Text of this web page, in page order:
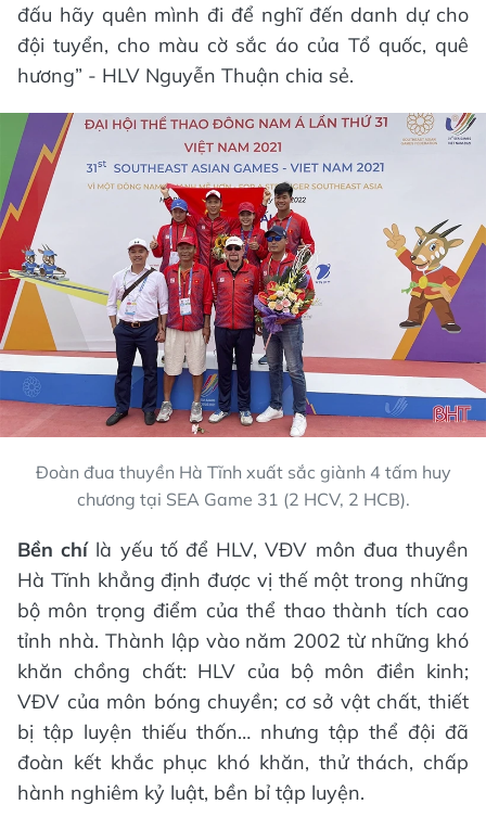
đấu hãy quên mình đi để nghĩ đến danh dự cho
đội tuyển, cho màu cờ sắc áo của Tổ quốc, quê
hương” - HLV Nguyễn Thuận chia sẻ.
Đoàn đua thuyền Hà Tĩnh xuất sắc giành 4 tấm huy
chương tại SEA Game 31 (2 HCV, 2 HCB).
Bền chílà yếu tố để HLV, VĐV môn đua thuyền
Hà Tĩnh khẳng định được vị thế một trong những
bộ môn trọng điểm của thể thao thành tích cao
tỉnh nhà. Thành lập vào năm 2002 từ những khó
khăn chồng chất: HLV của bộ môn điền kinh;
VĐV của môn bóng chuyền; cơ sở vật chất, thiết
bị tập luyện thiếu thốn… nhưng tập thể đội đã
đoàn kết khắc phục khó khăn, thử thách, chấp
hành nghiêm kỷ luật, bền bỉ tập luyện.